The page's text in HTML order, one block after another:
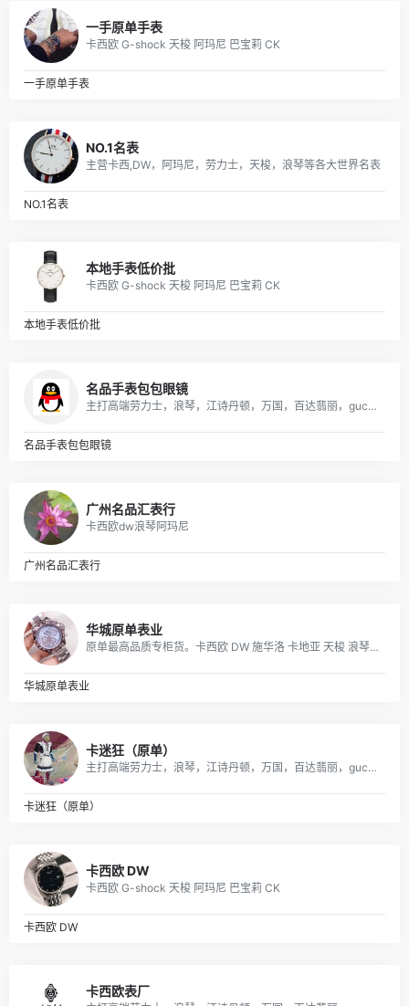
一手原单手表
卡西欧 G-shock 天梭 阿玛尼 巴宝莉 CK
一手原单手表
NO.1名表
主营卡西,DW，阿玛尼，劳力士，天梭，浪琴等各大世界名表
NO.1名表
本地手表低价批
卡西欧 G-shock 天梭 阿玛尼 巴宝莉 CK
本地手表低价批
名品手表包包眼镜
主打高端劳力士，浪琴，江诗丹顿，万国，百达翡丽，gucci，美度，卡地亚，阿玛尼，打天梭，卡西欧，dw等各大品牌
名品手表包包眼镜
广州名品汇表行
卡西欧dw浪琴阿玛尼
广州名品汇表行
华城原单表业
原单最高品质专柜货。卡西欧 DW 施华洛 卡地亚 天梭 浪琴 瑞士ETA机芯定制…….等
华城原单表业
卡迷狂（原单）
主打高端劳力士，浪琴，江诗丹顿，万国，百达翡丽，gucci，美度，卡地亚，阿玛尼，打天梭，卡西欧，dw等各大品牌
卡迷狂（原单）
卡西欧 DW
卡西欧 G-shock 天梭 阿玛尼 巴宝莉 CK
卡西欧 DW
卡西欧表厂